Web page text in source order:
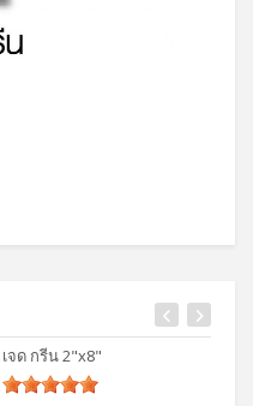
เจด กรีน 2"x8"